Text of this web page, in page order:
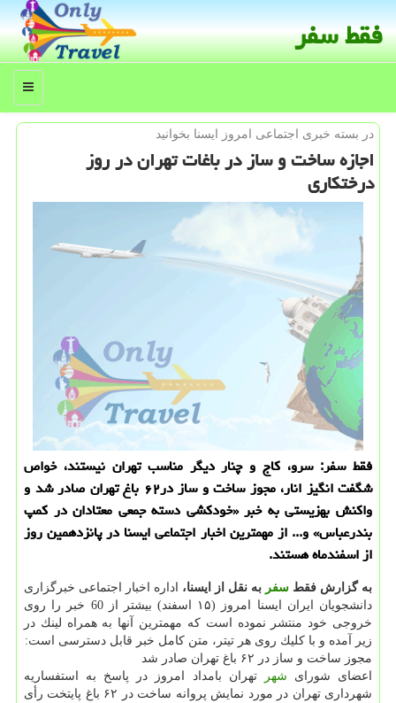
فقط سفر
منو
در بسته خبری اجتماعی امروز ایسنا بخوانید
اجازه ساخت و ساز در باغات تهران در روز
درختكاری
فقط سفر: سرو، كاج و چنار دیگر مناسب تهران نیستند، خواص
شگفت انگیز انار، مجوز ساخت و ساز در۶۲ باغ تهران صادر شد و
واكنش بهزیستی به خبر «خودكشی دسته جمعی معتادان در كمپ
بندرعباس» و... از مهمترین اخبار اجتماعی ایسنا در پانزدهمین روز
از اسفندماه هستند.
به گزارش فقط سفر به نقل از ایسنا، اداره اخبار اجتماعی خبرگزاری
دانشجویان ایران ایسنا امروز (۱۵ اسفند) بیشتر از 60 خبر را روی
خروجی خود منتشر نموده است كه مهمترین آنها به همراه لینك در
زیر آمده و با كلیك روی هر تیتر، متن كامل خبر قابل دسترسی است:
مجوز ساخت و ساز در ۶۲ باغ تهران صادر شد
اعضای شورای شهر
تهران بامداد امروز در پاسخ به استفساریه
شهرداری تهران در مورد نمایش پروانه ساخت در ۶۲ باغ پایتخت رأی